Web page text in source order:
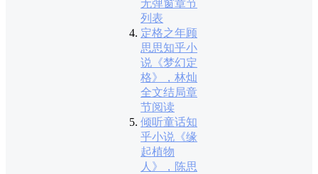
无弹窗章节
列表
定格之年顾
思思知乎小
说《梦幻定
格》，林灿
全文结局章
节阅读
倾听童话知
乎小说《缘
起植物
人》，陈思